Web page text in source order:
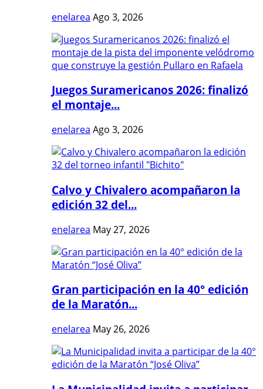
enelarea Ago 3, 2026
Juegos Suramericanos 2026: finalizó
el montaje...
enelarea Ago 3, 2026
Calvo y Chivalero acompañaron la
edición 32 del...
enelarea May 27, 2026
Gran participación en la 40° edición
de la Maratón...
enelarea May 26, 2026